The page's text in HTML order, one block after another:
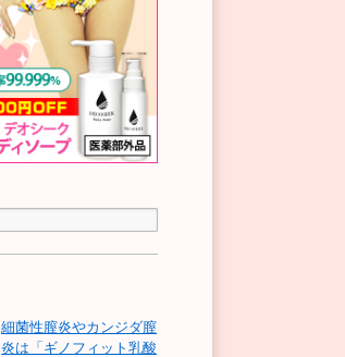
細菌性膣炎やカンジダ膣
炎は「ギノフィット乳酸